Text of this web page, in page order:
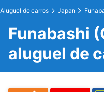
Aluguel de carros Japan
Funabashi
aluguel de